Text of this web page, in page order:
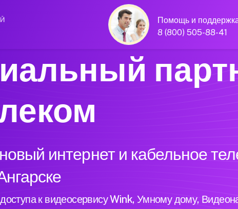
Помощь и
8 (800) 505-88-41
интернет и кабельное
к видеосервису Wink, Умному дому,